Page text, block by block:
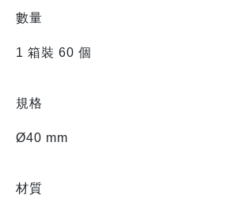
數量
1 箱裝 60 個
規格
Ø40 mm
材質